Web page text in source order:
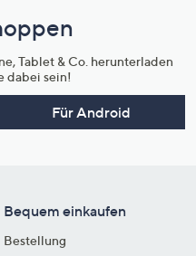
Tablet & Co. herunterladen
dabei sein!
Für Android
Bequem einkaufen
Bestellung